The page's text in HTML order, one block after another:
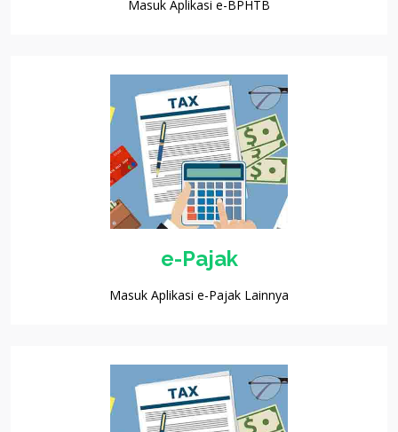
Masuk Aplikasi e-BPHTB
e-Pajak
Masuk Aplikasi e-Pajak Lainnya